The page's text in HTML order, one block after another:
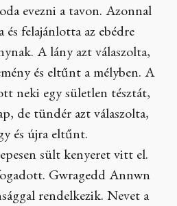
evezni a tavon. Azonnal
és felajánlotta az ebédre
A lány azt válaszolta,
és eltűnt a mélyben. A
neki egy sületlen tésztát,
de tündér azt válaszolta,
és újra eltűnt.
sült kenyeret vitt el.
Gwragedd Annwn
rendelkezik. Nevet a